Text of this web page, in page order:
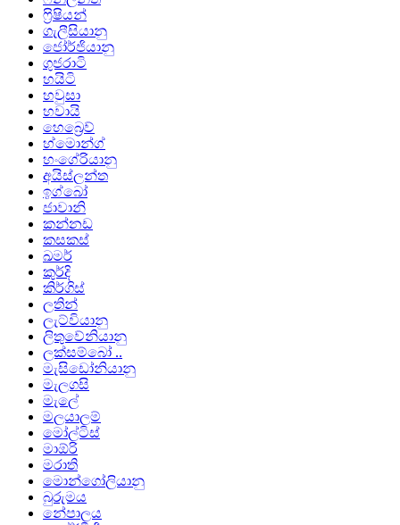
ෆ්‍රිෂියන්
ගැලීසියානු
ජෝර්ජියානු
ගුජරාටි
හයිටි
හවුසා
හවායි
හෙබ්‍රෙව්
හ්මොන්ග්
හංගේරියානු
අයිස්ලන්ත
ඉග්බෝ
ජාවානි
කන්නඩ
කසකස්
ඛමර්
කුර්දි
කිර්ගිස්
ලතින්
ලැට්වියානු
ලිතුවේනියානු
ලක්සම්බෝ ..
මැසිඩෝනියානු
මැලගසි
මැලේ
මලයාලම්
මෝල්ටිස්
මාඕරි
මරාති
මොන්ගෝලියානු
බුරුමය
නේපාලය